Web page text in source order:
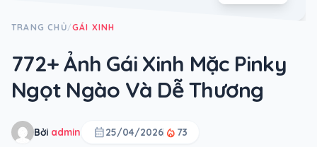
TRANG CHỦ/GÁI XINH
772+ Ảnh Gái Xinh Mặc Pinky
Ngọt Ngào Và Dễ Thương
Bởi admin calendar_month25/04/2026 local_fire_department 73